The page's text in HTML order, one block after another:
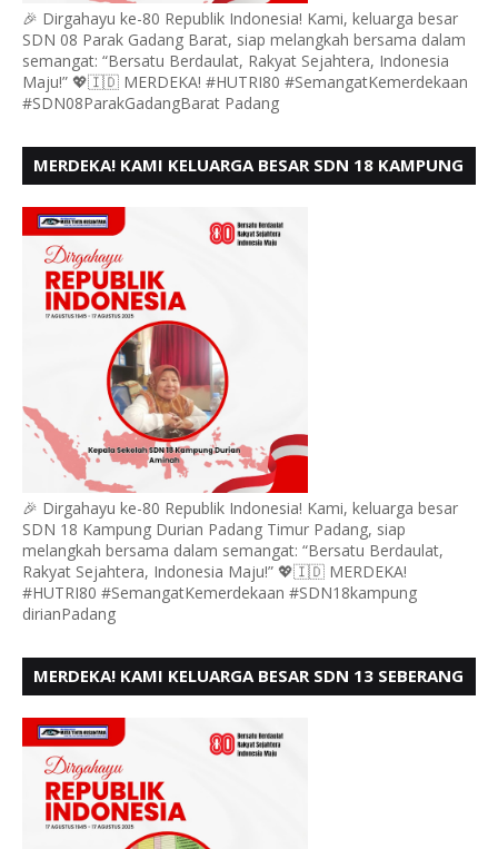
🎉 Dirgahayu ke-80 Republik Indonesia! Kami, keluarga besar
SDN 08 Parak Gadang Barat, siap melangkah bersama dalam
semangat: “Bersatu Berdaulat, Rakyat Sejahtera, Indonesia
Maju!” 💖🇮🇩 MERDEKA! #HUTRI80 #SemangatKemerdekaan
#SDN08ParakGadangBarat Padang
MERDEKA! KAMI KELUARGA BESAR SDN 18 KAMPUNG
🎉 Dirgahayu ke-80 Republik Indonesia! Kami, keluarga besar
SDN 18 Kampung Durian Padang Timur Padang, siap
melangkah bersama dalam semangat: “Bersatu Berdaulat,
Rakyat Sejahtera, Indonesia Maju!” 💖🇮🇩 MERDEKA!
#HUTRI80 #SemangatKemerdekaan #SDN18kampung
dirianPadang
MERDEKA! KAMI KELUARGA BESAR SDN 13 SEBERANG